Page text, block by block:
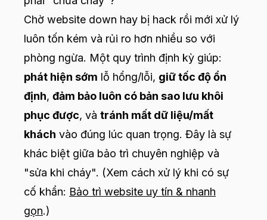
Chờ website down hay bị hack rồi mới xử lý
luôn tốn kém và rủi ro hơn nhiều so với
phòng ngừa. Một quy trình định kỳ giúp:
phát hiện sớm lỗ hổng/lỗi, giữ tốc độ ổn
định, đảm bảo luôn có bản sao lưu khôi
phục được, và tránh mất dữ liệu/mất
khách vào đúng lúc quan trọng. Đây là sự
khác biệt giữa bảo trì chuyên nghiệp và
"sửa khi cháy". (Xem cách xử lý khi có sự
cố khẩn: Bảo trì website uy tín & nhanh
gọn.)